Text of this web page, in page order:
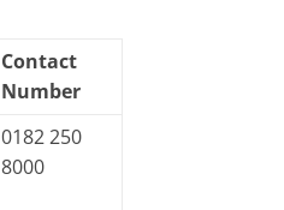
Contact
Number
0182 250
8000